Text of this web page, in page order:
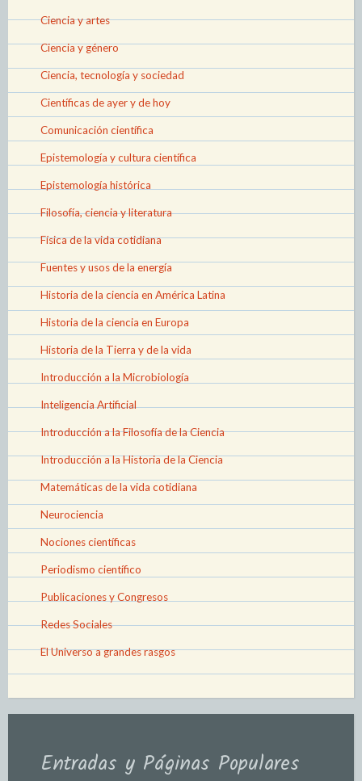
Ciencia y artes
Ciencia y género
Ciencia, tecnología y sociedad
Científicas de ayer y de hoy
Comunicación científica
Epistemología y cultura científica
Epistemología histórica
Filosofía, ciencia y literatura
Física de la vida cotidiana
Fuentes y usos de la energía
Historia de la ciencia en América Latina
Historia de la ciencia en Europa
Historia de la Tierra y de la vida
Introducción a la Microbiología
Inteligencia Artificial
Introducción a la Filosofía de la Ciencia
Introducción a la Historia de la Ciencia
Matemáticas de la vida cotidiana
Neurociencia
Nociones científicas
Periodismo científico
Publicaciones y Congresos
Redes Sociales
El Universo a grandes rasgos
Entradas y Páginas Populares